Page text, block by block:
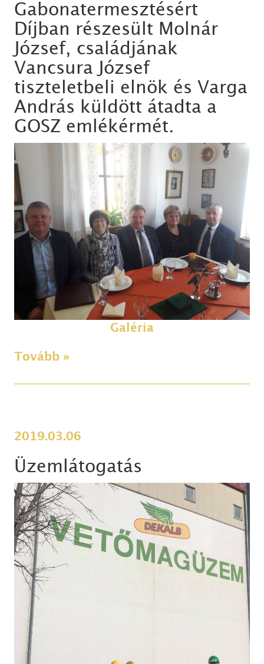
Gabonatermesztésért
Díjban részesült Molnár
József, családjának
Vancsura József
tiszteletbeli elnök és Varga
András küldött átadta a
GOSZ emlékérmét.
Galéria
Tovább »
2019.03.06
Üzemlátogatás